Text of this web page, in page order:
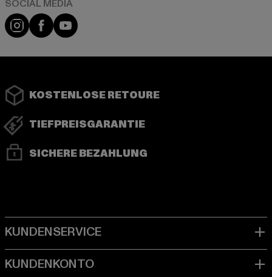
Instagram
FacebookYouTube
KOSTENLOSE RETOURE
TIEFPREISGARANTIE
SICHERE BEZAHLUNG